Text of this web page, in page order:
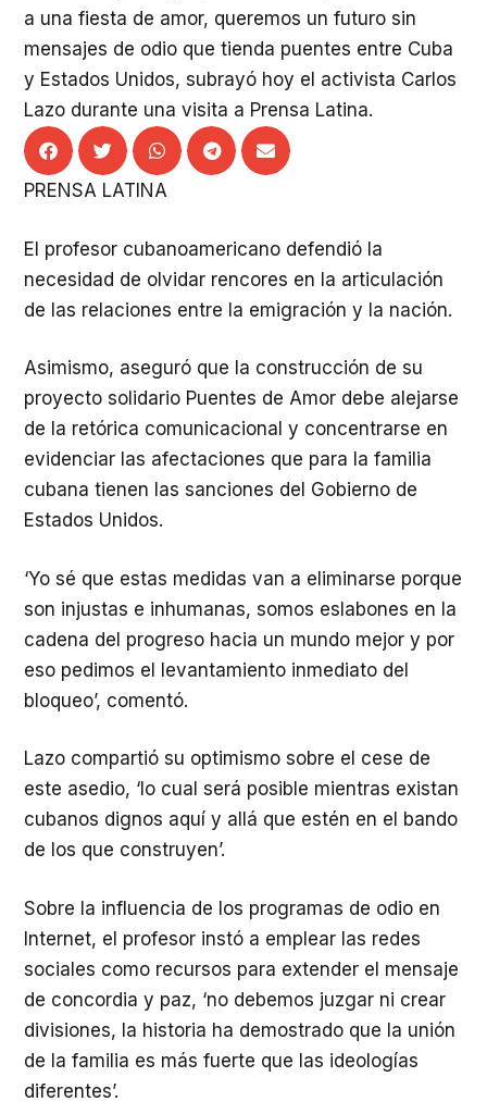
a una fiesta de amor, queremos un futuro sin
mensajes de odio que tienda puentes entre Cuba
y Estados Unidos, subrayó hoy el activista Carlos
Lazo durante una visita a Prensa Latina.
PRENSA LATINA
El profesor cubanoamericano defendió la
necesidad de olvidar rencores en la articulación
de las relaciones entre la emigración y la nación.
Asimismo, aseguró que la construcción de su
proyecto solidario Puentes de Amor debe alejarse
de la retórica comunicacional y concentrarse en
evidenciar las afectaciones que para la familia
cubana tienen las sanciones del Gobierno de
Estados Unidos.
‘Yo sé que estas medidas van a eliminarse porque
son injustas e inhumanas, somos eslabones en la
cadena del progreso hacia un mundo mejor y por
eso pedimos el levantamiento inmediato del
bloqueo’, comentó.
Lazo compartió su optimismo sobre el cese de
este asedio, ‘lo cual será posible mientras existan
cubanos dignos aquí y allá que estén en el bando
de los que construyen’.
Sobre la influencia de los programas de odio en
Internet, el profesor instó a emplear las redes
sociales como recursos para extender el mensaje
de concordia y paz, ‘no debemos juzgar ni crear
divisiones, la historia ha demostrado que la unión
de la familia es más fuerte que las ideologías
diferentes’.